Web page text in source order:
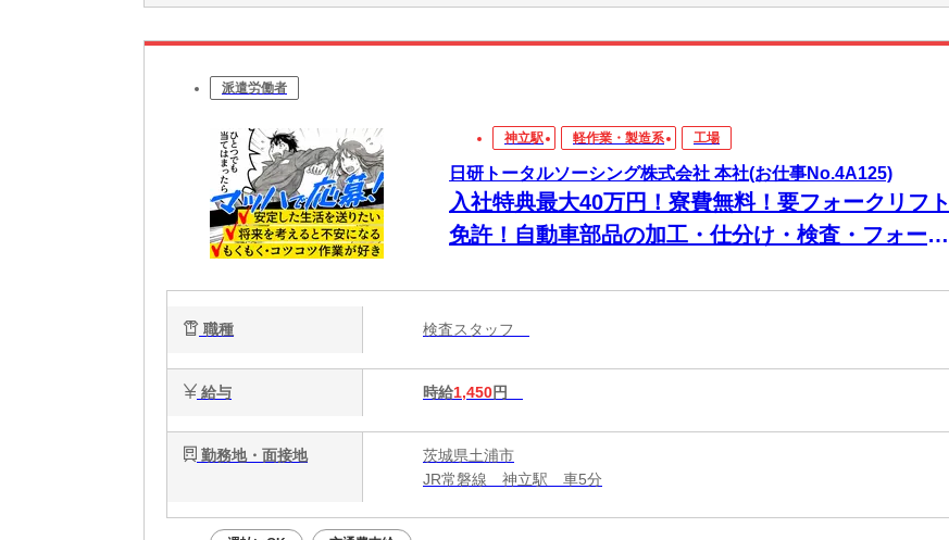
派遣労働者
神立駅 軽作業・製造系 工場
日研トータルソーシング株式会社 本社(お仕事No.4A125)
入社特典最大40万円！寮費無料！要フォークリフト
免許！自動車部品の加工・仕分け・検査・フォーク
職種 検査スタッフ
給与 時給1,450円
勤務地・面接地
茨城県土浦市
JR常磐線 神立駅 車5分